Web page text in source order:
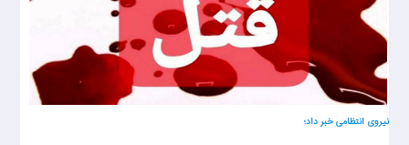
نیروی انتظامی خبر داد؛